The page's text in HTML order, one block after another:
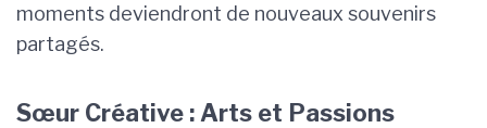
moments deviendront de nouveaux souvenirs
partagés.
Sœur Créative : Arts et Passions